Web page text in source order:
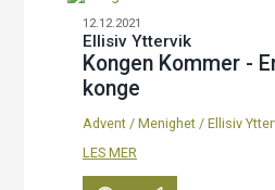
12.12.2021
Ellisiv Yttervik
Kongen Kommer -
konge
00:00
Advent/ Menighet/ Ellisiv
LES MER